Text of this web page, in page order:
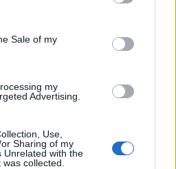
and its third-party tags to
purposes in below Google
Sale of my
my
Advertising.
Use,
Sharing of my
Unrelated with the
collected.
sin nye konkurransestav.
teknologien?
lenger, gjør at du rekker å
enn andre staver på
30 prosent lavere enn
jo dra med deg stavene i
som et eksempel.